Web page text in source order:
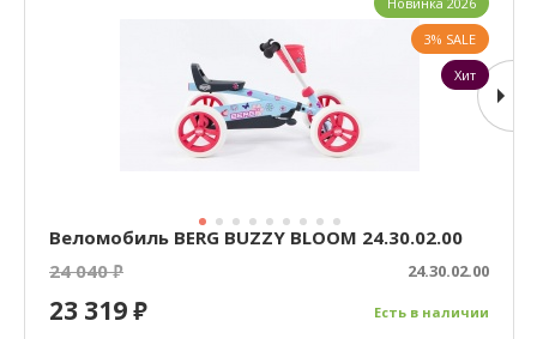
Веломобиль BERG BUZZY BLOOM 24.30.02.00
24 040₽ 24.30.02.00
Есть в наличии
23 319₽
3% SALE
Хит